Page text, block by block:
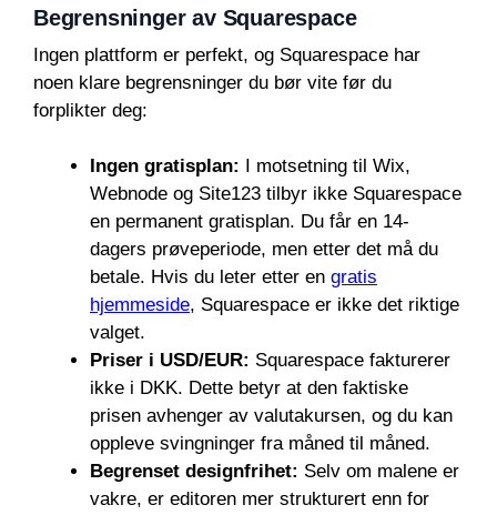
Begrensninger av Squarespace
Ingen plattform er perfekt, og Squarespace har
noen klare begrensninger du bør vite før du
forplikter deg:
Ingen gratisplan:
I motsetning til Wix,
Webnode og Site123 tilbyr ikke Squarespace
en permanent gratisplan. Du får en 14-
dagers prøveperiode, men etter det må du
betale. Hvis du leter etter en gratis
hjemmeside, Squarespace er ikke det riktige
valget.
Priser i USD/EUR: Squarespace fakturerer
ikke i DKK. Dette betyr at den faktiske
prisen avhenger av valutakursen, og du kan
oppleve svingninger fra måned til måned.
Begrenset designfrihet: Selv om malene er
vakre, er editoren mer strukturert enn for